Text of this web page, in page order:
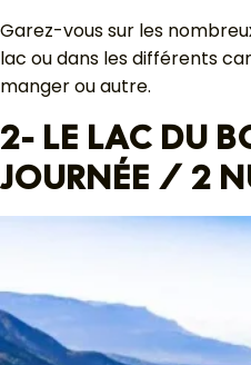
Garez-vous sur les
lac ou dans les différents
manger ou autre.
2- LE LAC DU
JOURNÉE / 2